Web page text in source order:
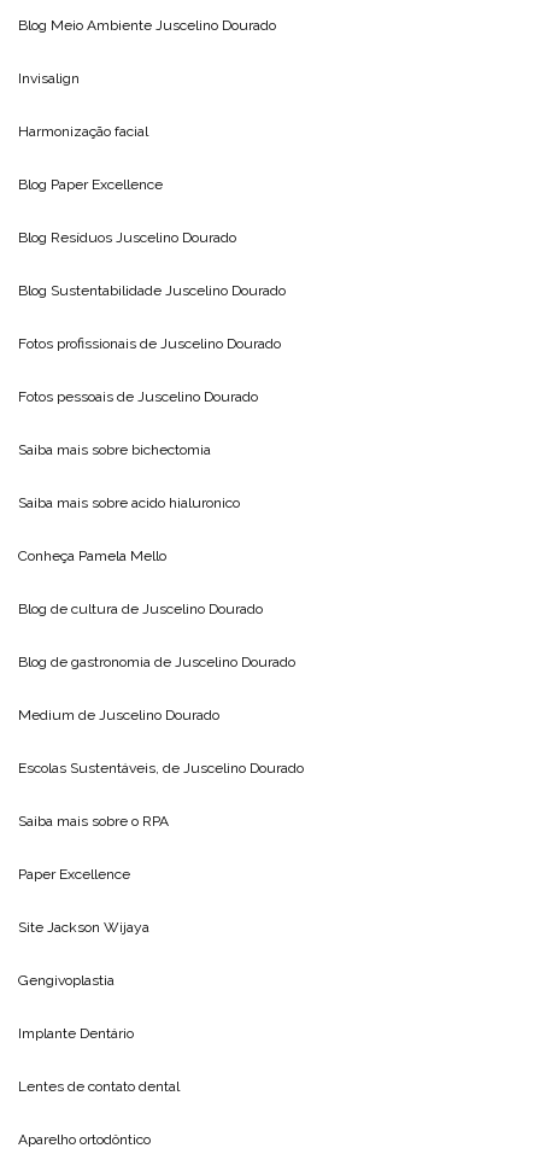
Blog Meio Ambiente Juscelino Dourado
Invisalign
Harmonização facial
Blog Paper Excellence
Blog Resíduos Juscelino Dourado
Blog Sustentabilidade Juscelino Dourado
Fotos profissionais de Juscelino Dourado
Fotos pessoais de Juscelino Dourado
Saiba mais sobre bichectomia
Saiba mais sobre acido hialuronico
Conheça Pamela Mello
Blog de cultura de Juscelino Dourado
Blog de gastronomia de Juscelino Dourado
Medium de Juscelino Dourado
Escolas Sustentáveis, de Juscelino Dourado
Saiba mais sobre o RPA
Paper Excellence
Site Jackson Wijaya
Gengivoplastia
Implante Dentário
Lentes de contato dental
Aparelho ortodôntico